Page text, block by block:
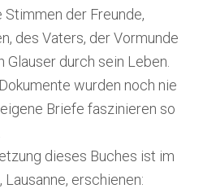
der Freunde,
des Vaters, der Vormunde
durch sein Leben.
wurden noch nie
Briefe faszinieren so
dieses Buches ist im
erschienen: